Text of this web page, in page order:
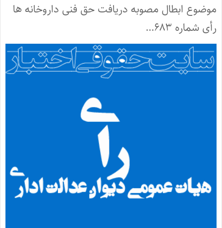
موضوع ابطال مصوبه دریافت حق فنی داروخانه ها
رأی شماره ۶۸۳…